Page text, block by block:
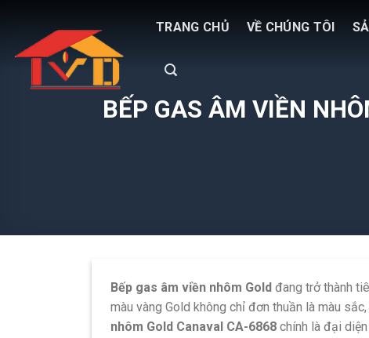
content
TRANG CHỦ VỀ CHÚNG TÔI
BẾP GAS ÂM VIỀN
Bếp gas âm viền nhôm Gold đang trở thành
màu vàng Gold không chỉ đơn thuần là màu sắc,
nhôm Gold Canaval CA-6868 chính là đại